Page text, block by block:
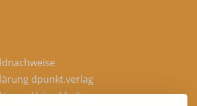
dpunkt.verlag
Heise Medien